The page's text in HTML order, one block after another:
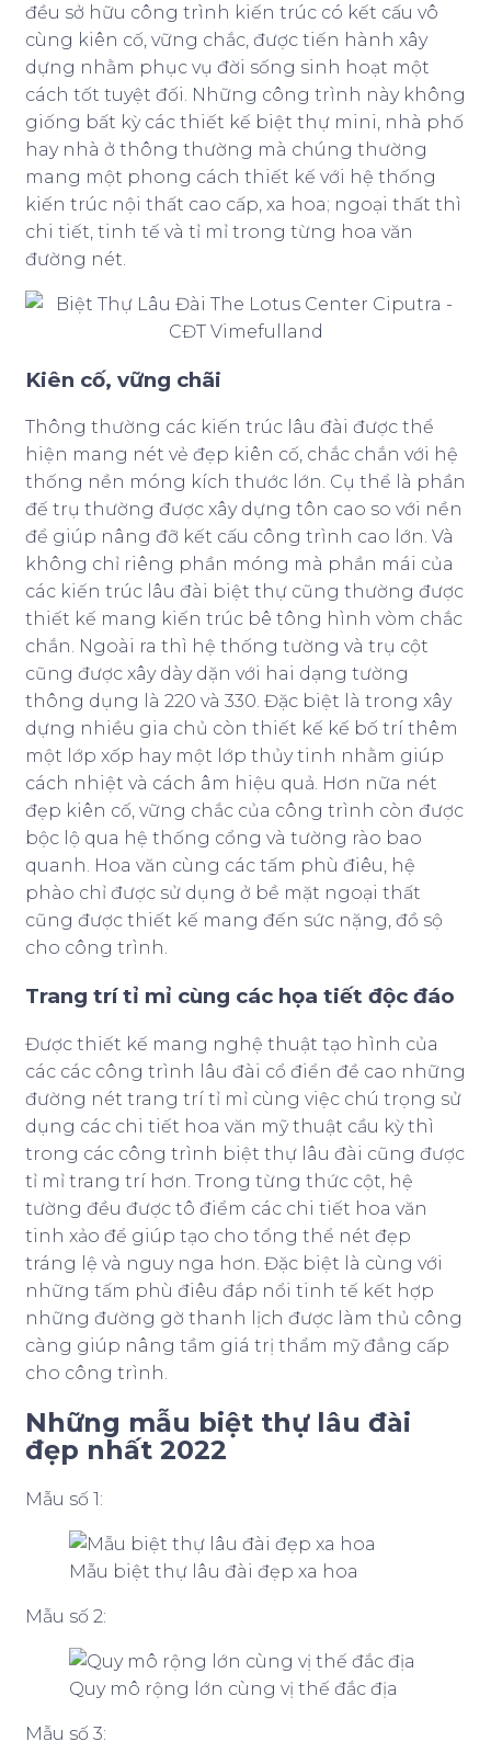
đều sở hữu công trình kiến trúc có kết cấu vô
cùng kiên cố, vững chắc, được tiến hành xây
dựng nhằm phục vụ đời sống sinh hoạt một
cách tốt tuyệt đối. Những công trình này không
giống bất kỳ các thiết kế biệt thự mini, nhà phố
hay nhà ở thông thường mà chúng thường
mang một phong cách thiết kế với hệ thống
kiến trúc nội thất cao cấp, xa hoa; ngoại thất thì
chi tiết, tinh tế và tỉ mỉ trong từng hoa văn
đường nét.
Kiên cố, vững chãi
Thông thường các kiến trúc lâu đài được thể
hiện mang nét vẻ đẹp kiên cố, chắc chắn với hệ
thống nền móng kích thước lớn. Cụ thể là phần
đế trụ thường được xây dựng tôn cao so với nền
để giúp nâng đỡ kết cấu công trình cao lớn. Và
không chỉ riêng phần móng mà phần mái của
các kiến trúc lâu đài biệt thự cũng thường được
thiết kế mang kiến trúc bê tông hình vòm chắc
chắn. Ngoài ra thì hệ thống tường và trụ cột
cũng được xây dày dặn với hai dạng tường
thông dụng là 220 và 330. Đặc biệt là trong xây
dựng nhiều gia chủ còn thiết kế kế bố trí thêm
một lớp xốp hay một lớp thủy tinh nhằm giúp
cách nhiệt và cách âm hiệu quả. Hơn nữa nét
đẹp kiên cố, vững chắc của công trình còn được
bộc lộ qua hệ thống cổng và tường rào bao
quanh. Hoa văn cùng các tấm phù điêu, hệ
phào chỉ được sử dụng ở bề mặt ngoại thất
cũng được thiết kế mang đến sức nặng, đồ sộ
cho công trình.
Trang trí tỉ mỉ cùng các họa tiết độc đáo
Được thiết kế mang nghệ thuật tạo hình của
các các công trình lâu đài cổ điển đề cao những
đường nét trang trí tỉ mỉ cùng việc chú trọng sử
dụng các chi tiết hoa văn mỹ thuật cầu kỳ thì
trong các công trình biệt thự lâu đài cũng được
tỉ mỉ trang trí hơn. Trong từng thức cột, hệ
tường đều được tô điểm các chi tiết hoa văn
tinh xảo để giúp tạo cho tổng thể nét đẹp
tráng lệ và nguy nga hơn. Đặc biệt là cùng với
những tấm phù điêu đắp nổi tinh tế kết hợp
những đường gờ thanh lịch được làm thủ công
càng giúp nâng tầm giá trị thẩm mỹ đẳng cấp
cho công trình.
Những mẫu biệt thự lâu đài
đẹp nhất 2022
Mẫu số 1:
Mẫu biệt thự lâu đài đẹp xa hoa
Mẫu số 2:
Quy mô rộng lớn cùng vị thế đắc địa
Mẫu số 3: